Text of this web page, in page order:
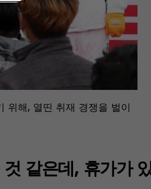
위해, 열띤 취재 경쟁을 벌이
같은데, 휴가가